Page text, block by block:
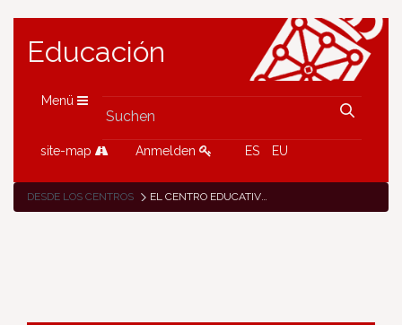
Educación
Menü
site-map Anmelden ES EU
DESDE LOS CENTROS EL CENTRO EDUCATIVO NOTRE-DAME FESD DE BURLADA PARTICIPA EN LA ÚLTIMA ACTIVIDAD DE MOVILIDAD DE SU PROYECTO ERASMUS+ KA101 «EDUCANDO, TRANSFORMANDO, INNOVANDO»